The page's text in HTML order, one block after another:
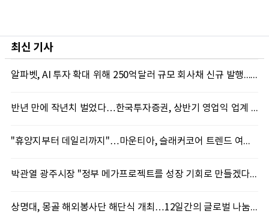
최신 기사
알파벳, AI 투자 확대 위해 250억달러 규모 회사채 신규 발행...블룸버그통신, 1150억달러 자금 몰려
반년 만에 작년치 벌었다…한국투자증권, 상반기 영업익 업계 첫 2조 돌파
"휴양지부터 데일리까지"…마운티아, 슬래커코어 트렌드 여름 신제품 선봬
박관열 광주시장 "정부 메가프로젝트를 성장 기회로 만들겠다"…첫 시정토론회 개최
상명대, 몽골 해외봉사단 해단식 개최…12일간의 글로벌 나눔 성료